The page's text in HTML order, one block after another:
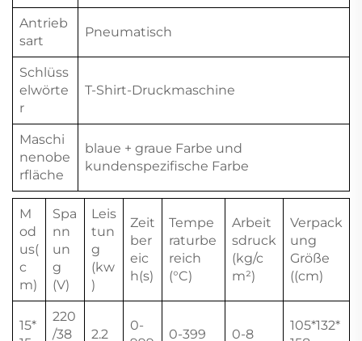
Antrieb
sart
Pneumatisch
Schlüss
elwörte
r
T-Shirt-Druckmaschine
Maschi
nenobe
rfläche
blaue + graue Farbe und
kundenspezifische Farbe
M
od
us(
c
m)
Spa
nn
un
g
(V)
Leis
tun
g
(kw
)
Zeit
ber
eic
h(s)
Tempe
raturbe
reich
(°C)
Arbeit
sdruck
(kg/c
m²)
Verpack
ung
Größe
((cm)
15*
220
/38
2.2
0-
0-399 0-8
105*132*